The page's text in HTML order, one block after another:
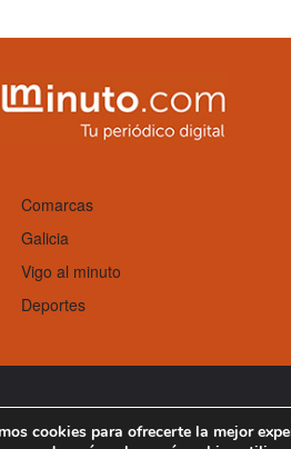
Comarcas
Galicia
Vigo al minuto
Deportes
cookies para ofrecerte la mejor